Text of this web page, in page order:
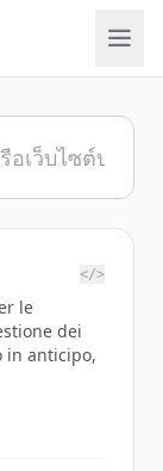
</>
le
dei
in anticipo,